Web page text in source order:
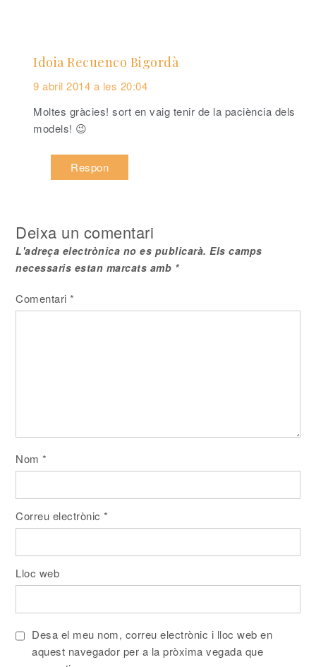
Idoia Recuenco Bigordà
9 abril 2014 a les 20:04
Moltes gràcies! sort en vaig tenir de la paciència dels
models! 😉
Respon
Deixa un comentari
L'adreça electrònica no es publicarà. Els camps
necessaris estan marcats amb *
Comentari*
Nom*
Correu electrònic*
Lloc web
Desa el meu nom, correu electrònic i lloc web en
aquest navegador per a la pròxima vegada que